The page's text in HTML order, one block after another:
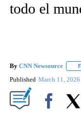
todo el
By CNN Newsource
Published March 11, 2026